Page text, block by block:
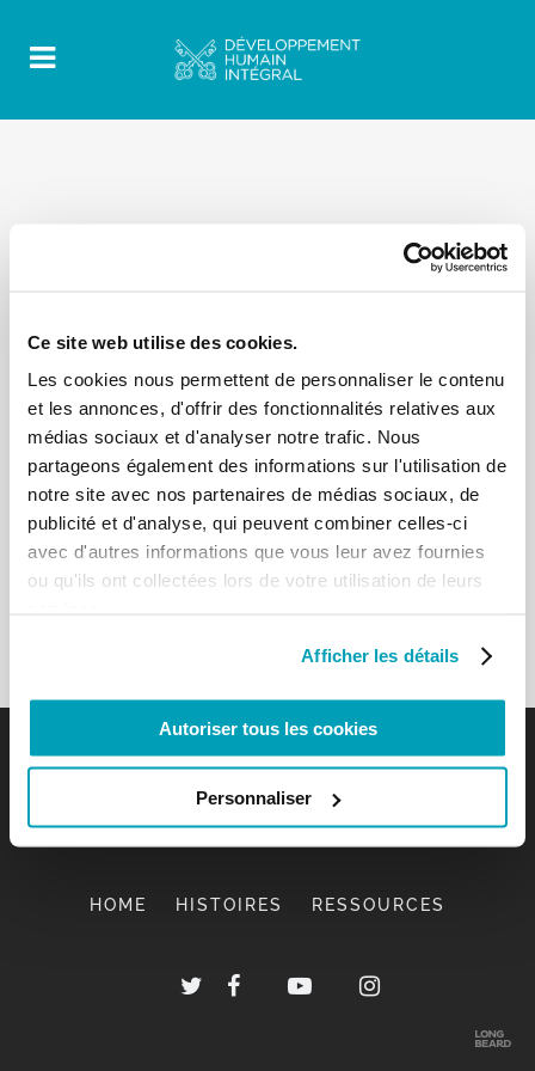
Ce site web utilise des cookies.
Les cookies nous permettent de personnaliser le contenu
et les annonces, d'offrir des fonctionnalités relatives aux
médias sociaux et d'analyser notre trafic. Nous
partageons également des informations sur l'utilisation de
notre site avec nos partenaires de médias sociaux, de
publicité et d'analyse, qui peuvent combiner celles-ci
avec d'autres informations que vous leur avez fournies
ou qu'ils ont collectées lors de votre utilisation de leurs
Afficher les détails
Autoriser tous les cookies
Personnaliser
HOME HISTOIRES RESSOURCES